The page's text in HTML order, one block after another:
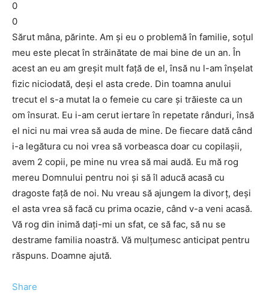
0
0
Sărut mâna, părinte. Am şi eu o problemă în familie, soţul
meu este plecat în străinătate de mai bine de un an. În
acest an eu am greşit mult faţă de el, însă nu l-am înşelat
fizic niciodată, deşi el asta crede. Din toamna anului
trecut el s-a mutat la o femeie cu care şi trăieste ca un
om însurat. Eu i-am cerut iertare în repetate rânduri, însă
el nici nu mai vrea să auda de mine. De fiecare dată când
i-a legătura cu noi vrea să vorbeasca doar cu copilaşii,
avem 2 copii, pe mine nu vrea să mai audă. Eu mă rog
mereu Domnului pentru noi şi să îl aducă acasă cu
dragoste faţă de noi. Nu vreau să ajungem la divorţ, deşi
el asta vrea să facă cu prima ocazie, când v-a veni acasă.
Vă rog din inimă daţi-mi un sfat, ce să fac, să nu se
destrame familia noastră. Vă mulţumesc anticipat pentru
răspuns. Doamne ajută.
Share